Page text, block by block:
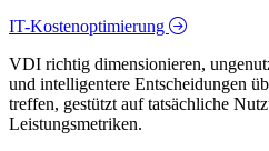
IT-Kostenoptimierung
VDI richtig dimensionieren,
und intelligentere Entscheidungen
treffen, gestützt auf tatsächliche
Leistungsmetriken.